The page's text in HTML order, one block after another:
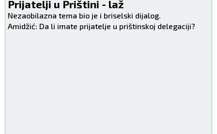
Prijatelji u Prištini - laž
Nezaobilazna tema bio je i briselski dijalog.
Amidžić: Da li imate prijatelje u prištinskoj delegaciji?